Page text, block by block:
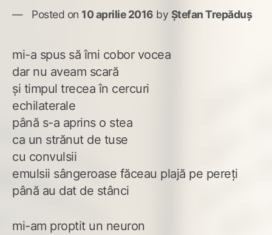
Posted on 10 aprilie 2016 by Ștefan Trepăduș
mi-a spus să îmi cobor vocea
dar nu aveam scară
și timpul trecea în cercuri
echilaterale
până s-a aprins o stea
ca un strănut de tuse
cu convulsii
emulsii sângeroase făceau plajă pe pereți
până au dat de stânci
mi-am proptit un neuron